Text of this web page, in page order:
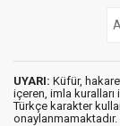
UYARI: Küfür,
içeren, imla kuralları
Türkçe karakter
onaylanmamaktadır.